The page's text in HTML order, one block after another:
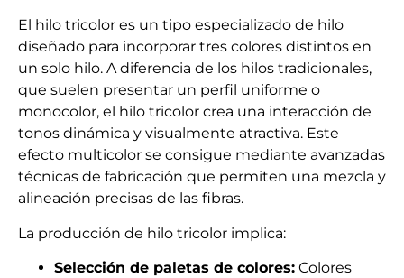
El hilo tricolor es un tipo especializado de hilo
diseñado para incorporar tres colores distintos en
un solo hilo. A diferencia de los hilos tradicionales,
que suelen presentar un perfil uniforme o
monocolor, el hilo tricolor crea una interacción de
tonos dinámica y visualmente atractiva. Este
efecto multicolor se consigue mediante avanzadas
técnicas de fabricación que permiten una mezcla y
alineación precisas de las fibras.
La producción de hilo tricolor implica:
Selección de paletas de colores: Colores